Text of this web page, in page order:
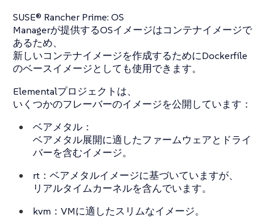
SUSE® Rancher Prime: OS
Managerが提供するOSイメージはコンテナイメージで
あるため、
新しいコンテナイメージを作成するためにDockerfile
のベースイメージとしても使用できます。
Elementalプロジェクトは、
いくつかのフレーバーのイメージを公開しています：
ベアメタル：
ベアメタル展開に適したファームウェアとドライ
バーを含むイメージ。
rt：ベアメタルイメージに基づいていますが、
リアルタイムカーネルを含んでいます。
kvm：VMに適したスリムなイメージ。